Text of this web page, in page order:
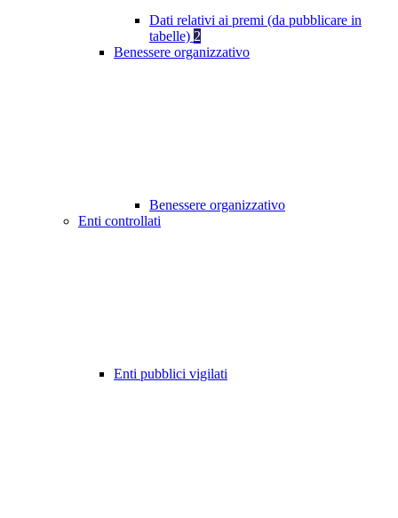
Dati relativi ai premi (da pubblicare in
tabelle) 2
Benessere organizzativo
Benessere organizzativo
Enti controllati
Enti pubblici vigilati